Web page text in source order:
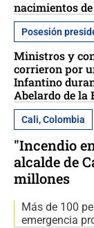
nacimientos
Posesión
Ministros y
corrieron por
Infantino
Abelardo de la
Cali, Colombia
"Incendio
alcalde de
millones
Más de 100
emergencia